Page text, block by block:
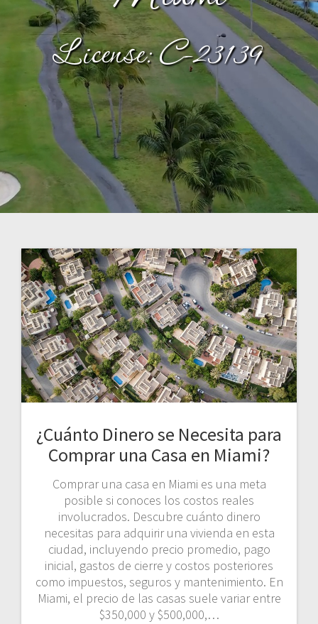
License: C-23139
¿Cuánto Dinero se Necesita para
Comprar una Casa en Miami?
Comprar una casa en Miami es una meta
posible si conoces los costos reales
involucrados. Descubre cuánto dinero
necesitas para adquirir una vivienda en esta
ciudad, incluyendo precio promedio, pago
inicial, gastos de cierre y costos posteriores
como impuestos, seguros y mantenimiento. En
Miami, el precio de las casas suele variar entre
$350,000 y $500,000,…